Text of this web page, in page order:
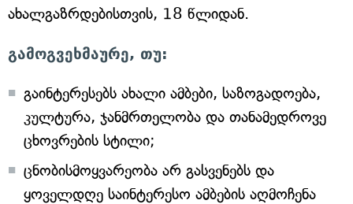
ახალგაზრდებისთვის, 18 წლიდან.
გამოგვეხმაურე, თუ:
გაინტერესებს ახალი ამბები, საზოგადოება,
კულტურა, ჯანმრთელობა და თანამედროვე
ცხოვრების სტილი;
ცნობისმოყვარეობა არ გასვენებს და
ყოველდღე საინტერესო ამბების აღმოჩენა